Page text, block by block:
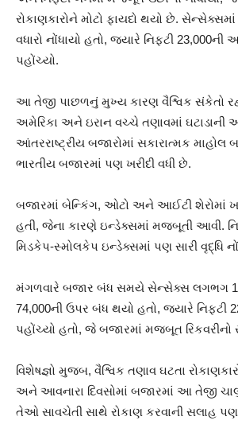
રોકાણકારોને મોટો ફાયદો થયો છે.
વધારો નોંધાયો હતો, જ્યારે નિફ્ટી
પહોંચ્યો.
આ તેજી પાછળનું મુખ્ય કારણ વૈશ્વિક સંકેતો
અમેરિકા અને ઇરાન વચ્ચે તણાવમાં
આંતરરાષ્ટ્રીય બજારોમાં સકારાત્મક માહોલ
ભારતીય બજારમાં પણ ખરીદી વધી છે.
બજારમાં બેન્કિંગ, ઓટો અને આઈટી શેરોમાં
હતી, જેના કારણે ઇન્ડેક્સમાં મજબૂતી આવી.
મિડકેપ-સ્મોલકેપ ઇન્ડેક્સમાં પણ સારી વૃદ્ધિ
મંગળવારે બજાર બંધ સમયે સેન્સેક્સ લગભગ
74,000ની ઉપર બંધ થયો હતો, જ્યારે નિફ્ટી
પહોંચ્યો હતો, જે બજારમાં મજબૂત
વિશેષજ્ઞો મુજબ, વૈશ્વિક તણાવ ઘટતા
અને આવનારા દિવસોમાં બજારમાં આ તેજી
તેઓ સાવચેતી સાથે રોકાણ કરવાની સલાહ